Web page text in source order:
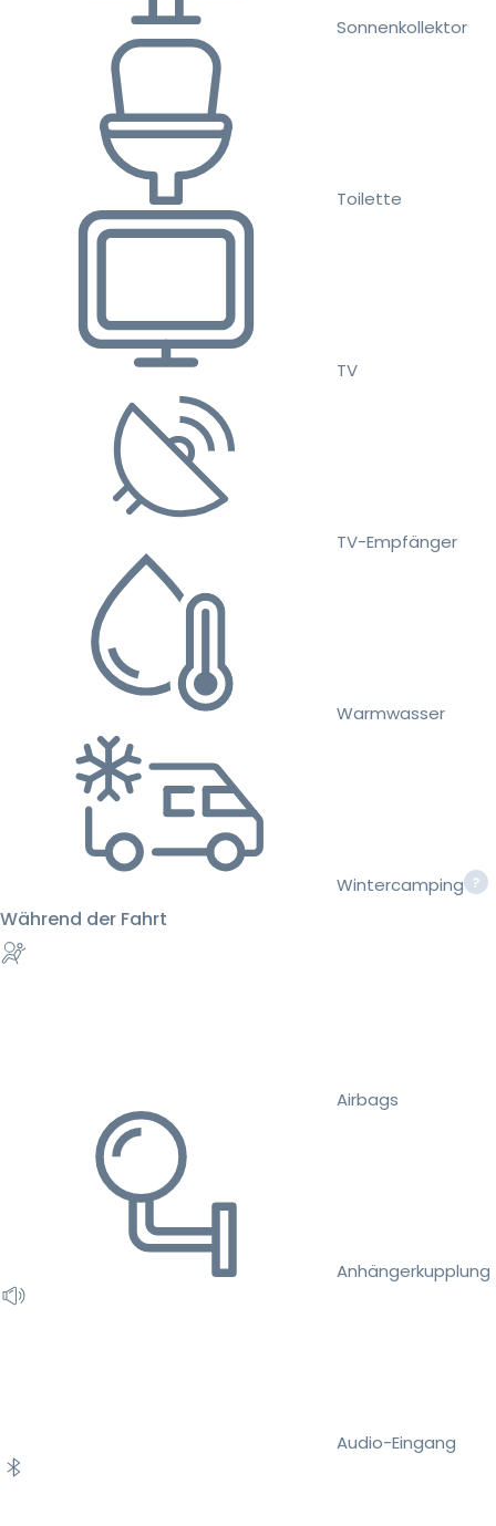
Sonnenkollektor
Toilette
TV
TV-Empfänger
Warmwasser
Wintercamping
Während der Fahrt
Airbags
Anhängerkupplung
Audio-Eingang